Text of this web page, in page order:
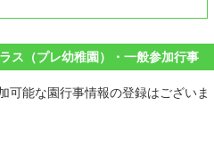
ス（プレ幼稚園）・一般参加行事
可能な園行事情報の登録はございま